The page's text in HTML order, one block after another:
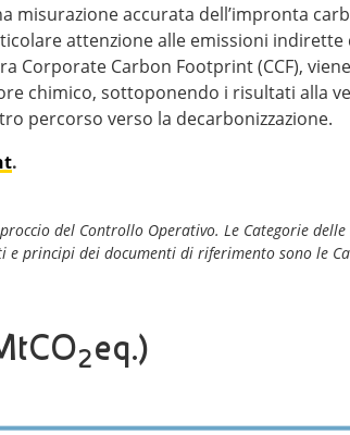
misurazione accurata dell’impronta
attenzione alle emissioni indirette
Corporate Carbon Footprint (CCF),
chimico, sottoponendo i risultati alla
percorso verso la decarbonizzazione.
.
del Controllo Operativo. Le Categorie delle
principi dei documenti di riferimento sono le
2eq.)